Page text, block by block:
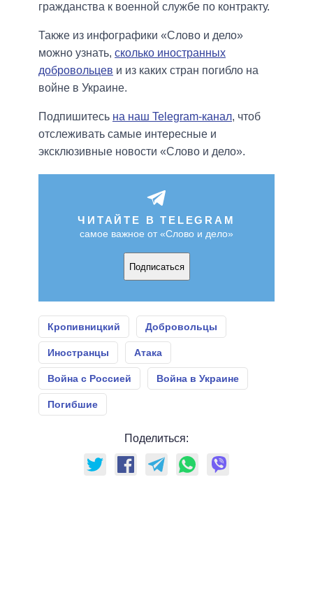
гражданства к военной службе по контракту.
Также из инфографики «Слово и дело»
можно узнать, сколько иностранных
добровольцев и из каких стран погибло на
войне в Украине.
Подпишитесь на наш Telegram-канал, чтоб
отслеживать самые интересные и
эксклюзивные новости «Слово и дело».
ЧИТАЙТЕ В TELEGRAM
самое важное от «Слово и дело»
Подписаться
Кропивницкий Добровольцы
Иностранцы Атака
Война с Россией Война в Украине
Погибшие
Поделиться: